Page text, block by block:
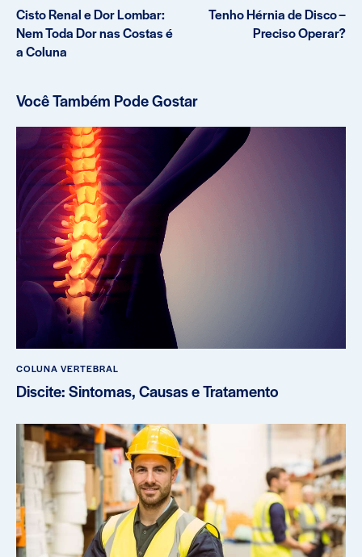
Cisto Renal e Dor Lombar:
Nem Toda Dor nas Costas é
a Coluna
Tenho Hérnia de Disco –
Preciso Operar?
Você Também Pode Gostar
COLUNA VERTEBRAL
Discite: Sintomas, Causas e Tratamento